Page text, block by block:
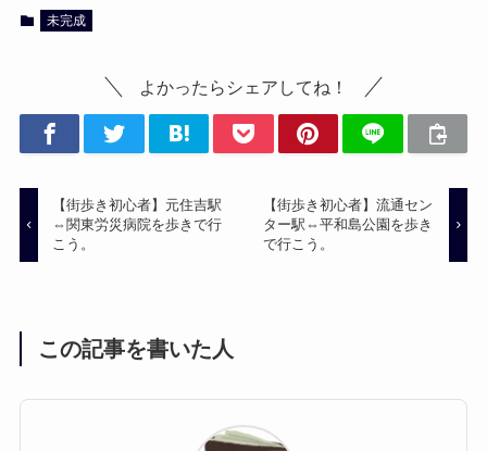
未完成
よかったらシェアしてね！
【街歩き初心者】元住吉駅
⇔関東労災病院を歩きで行
こう。
【街歩き初心者】流通セン
ター駅⇔平和島公園を歩き
で行こう。
この記事を書いた人